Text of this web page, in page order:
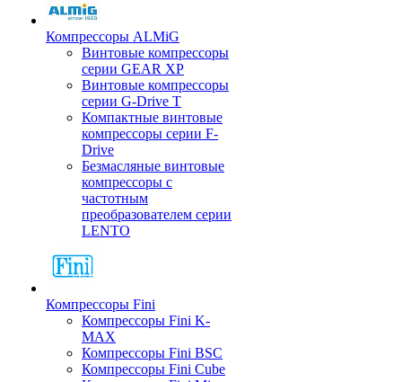
Компрессоры ALMiG
Винтовые компрессоры
серии GEAR XP
Винтовые компрессоры
серии G-Drive T
Компактные винтовые
компрессоры серии F-
Drive
Безмасляные винтовые
компрессоры с
частотным
преобразователем серии
LENTO
Компрессоры Fini
Компрессоры Fini K-
MAX
Компрессоры Fini BSC
Компрессоры Fini Cube